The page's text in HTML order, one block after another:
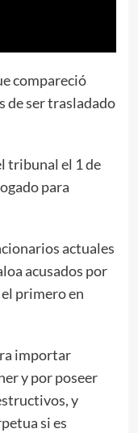
compareció
de ser trasladado
tribunal el 1 de
para
actuales
acusados por
primero en
importar
y por poseer
y
si es